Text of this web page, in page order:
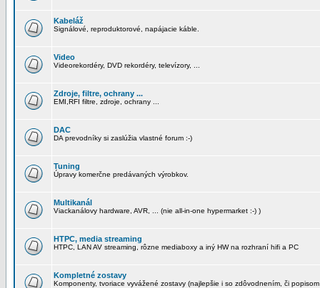
Kabeláž
Signálové, reproduktorové, napájacie káble.
Video
Videorekordéry, DVD rekordéry, televízory, ...
Zdroje, filtre, ochrany ...
EMI,RFI filtre, zdroje, ochrany ...
DAC
DA prevodníky si zaslúžia vlastné forum :-)
Tuning
Úpravy komerčne predávaných výrobkov.
Multikanál
Viackanálovy hardware, AVR, ... (nie all-in-one hypermarket :-) )
HTPC, media streaming
HTPC, LAN AV streaming, rôzne mediaboxy a iný HW na rozhraní hifi a PC
Kompletné zostavy
Komponenty, tvoriace vyvážené zostavy (najlepšie i so zdôvodnením, či